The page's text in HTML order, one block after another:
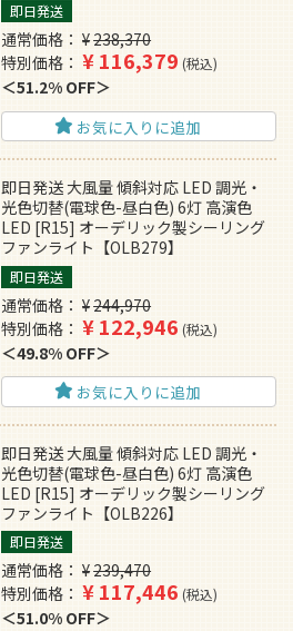
即日発送
通常価格 ¥238,370
特別価格
¥116,379 税込
51.2% OFF
お気に入りに追加
即日発送 大風量 傾斜対応 LED 調光・
光色切替(電球色-昼白色) 6灯 高演色
LED [R15] オーデリック製シーリング
ファンライト【OLB279】
即日発送
通常価格 ¥244,970
特別価格
¥122,946 税込
49.8% OFF
お気に入りに追加
即日発送 大風量 傾斜対応 LED 調光・
光色切替(電球色-昼白色) 6灯 高演色
LED [R15] オーデリック製シーリング
ファンライト【OLB226】
即日発送
通常価格 ¥239,470
特別価格
¥117,446 税込
51.0% OFF